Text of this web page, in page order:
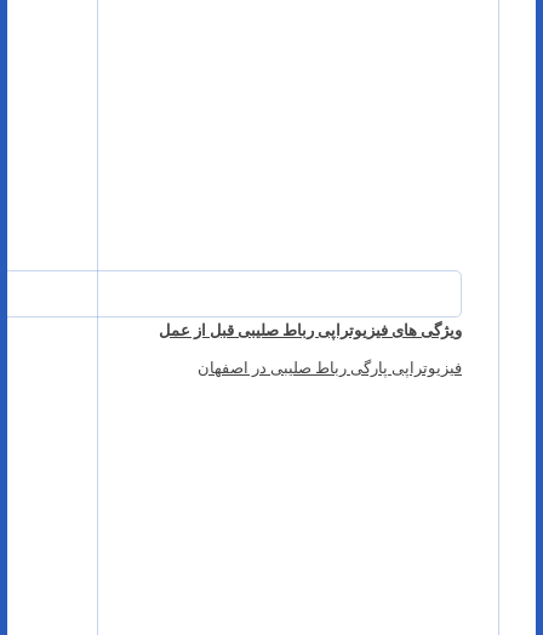
ویژگی های فیزیوتراپی رباط صلیبی قبل از عمل
فیزیوتراپی پارگی رباط صلیبی در اصفهان